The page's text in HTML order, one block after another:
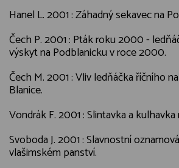
Hanel L. 2001 : Záhadný sekavec na
Čech P. 2001 : Pták roku 2000 -
výskyt na Podblanicku v roce 2000.
Čech M. 2001 : Vliv ledňáčka říčního
Blanice.
Vondrák F. 2001 : Slintavka a
Svoboda J. 2001 : Slavnostní
vlašimském panství.